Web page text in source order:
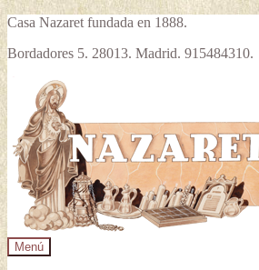
Casa Nazaret fundada en 1888.
Bordadores 5. 28013. Madrid. 915484310.
la
navegación
contenido
Menú